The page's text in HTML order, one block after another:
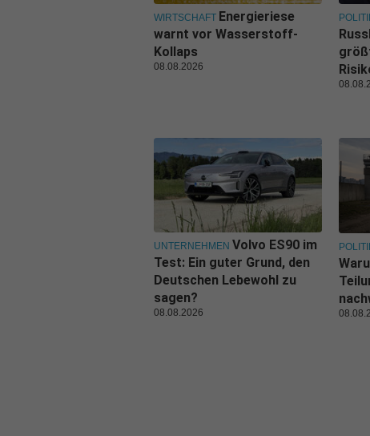
WIRTSCHAFT Energieriese
warnt vor Wasserstoff-
Kollaps
08.08.2026
UNTERNEHMEN Volvo ES90 im
Test: Ein guter Grund, den
Deutschen Lebewohl zu
sagen?
08.08.2026